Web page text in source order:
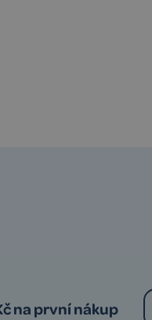
na první nákup